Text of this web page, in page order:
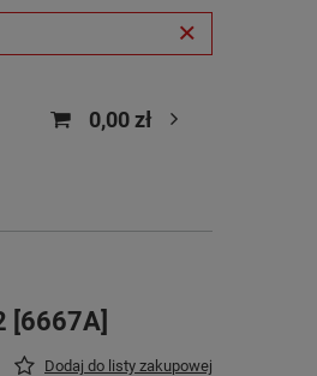
0,00 zł
[6667A]
Dodaj do listy zakupowej